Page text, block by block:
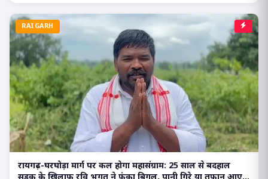
RAIGARH
रायगढ़-घरघोड़ा मार्ग पर कल होगा महासंग्राम: 25 साल से बदहाल